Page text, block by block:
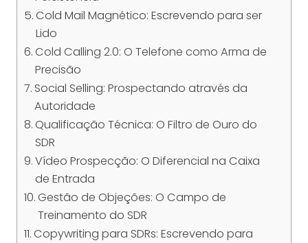
Cold Mail Magnético: Escrevendo para ser
Lido
Cold Calling 2.0: O Telefone como Arma de
Precisão
Social Selling: Prospectando através da
Autoridade
Qualificação Técnica: O Filtro de Ouro do
SDR
Vídeo Prospecção: O Diferencial na Caixa
de Entrada
Gestão de Objeções: O Campo de
Treinamento do SDR
Copywriting para SDRs: Escrevendo para